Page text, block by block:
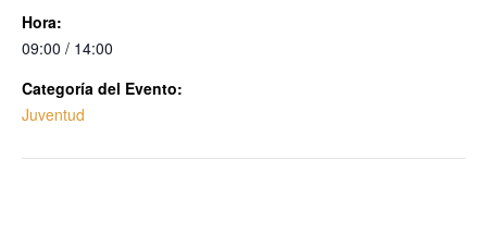
Hora:
09:00 / 14:00
Categoría del Evento:
Juventud